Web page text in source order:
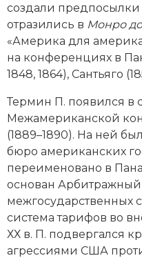
Историческая
История
История
История, философия,
исторического знания
Итория
Латинская Америка
Новая история
Новейшая история
создали
отразились в Монро
«Америка для
на конференциях в
1848, 1864), Сантьяго
Термин П. появился в
Межамериканской
(1889–1890). На ней
бюро американских
переименовано в
основан
межгосударственных
система тарифов во
ХХ в. П. подвергался
агрессиями США